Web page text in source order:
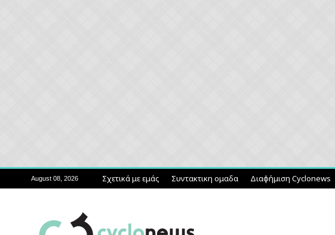
August 08, 2026 Σχετικά με εμάς Συντακτικη ομαδα Διαφήμιση Cyclonews